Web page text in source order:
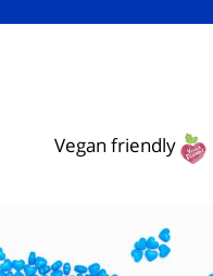
Vegan friendly